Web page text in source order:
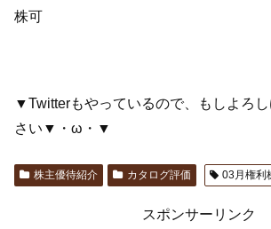
株可
▼Twitterもやっているので、もしよろ
さい▼・ω・▼
株主優待紹介 カタログ評価 03月権利
スポンサーリンク